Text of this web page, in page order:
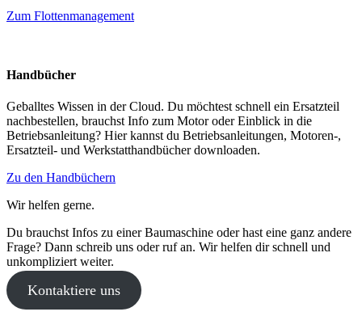
Zum Flottenmanagement
Handbücher
Geballtes Wissen in der Cloud. Du möchtest schnell ein Ersatzteil
nachbestellen, brauchst Info zum Motor oder Einblick in die
Betriebsanleitung? Hier kannst du Betriebsanleitungen, Motoren-,
Ersatzteil- und Werkstatthandbücher downloaden.
Zu den Handbüchern
Wir helfen gerne.
Du brauchst Infos zu einer Baumaschine oder hast eine ganz andere
Frage? Dann schreib uns oder ruf an. Wir helfen dir schnell und
unkompliziert weiter.
Kontaktiere uns